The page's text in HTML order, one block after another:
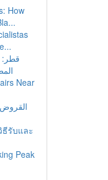
How
Near
القروض
ธีรับและ
Peak